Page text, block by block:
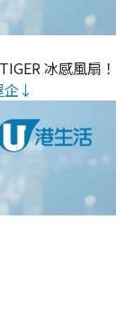
冰感風扇！
企↓